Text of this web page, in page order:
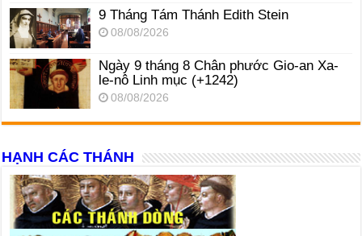
9 Tháng Tám Thánh Edith Stein
08/08/2026
Ngày 9 tháng 8 Chân phước Gio-an Xa-
le-nô Linh mục (+1242)
08/08/2026
HẠNH CÁC THÁNH